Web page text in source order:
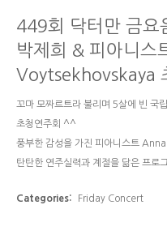
449회 닥터만 금요
박제희 & 피아니스
Voytsekhovskaya
꼬마 모짜르트라 불리며 5살에 빈 국
초청연주회 ^^
풍부한 감성을 가진 피아니스트
탄탄한 연주실력과 계절을 닮은 프로
Categories: Friday Concert